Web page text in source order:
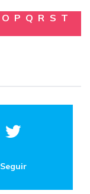
O P Q R S T
Seguir